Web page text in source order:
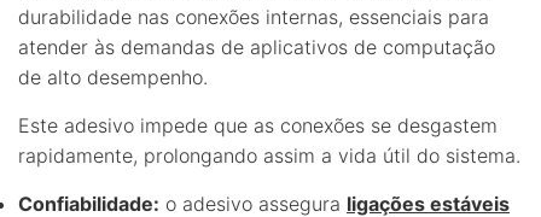
durabilidade nas conexões internas, essenciais para
atender às demandas de aplicativos de computação
de alto desempenho.
Este adesivo impede que as conexões se desgastem
rapidamente, prolongando assim a vida útil do sistema.
Confiabilidade: o adesivo assegura ligações estáveis